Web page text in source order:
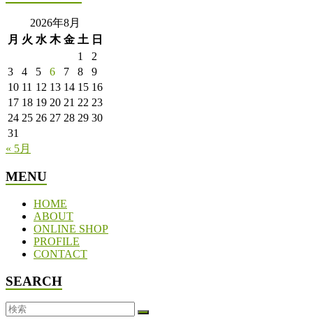
2026年8月
月 火 水 木 金 土 日
1
2
3
4 5 6 7 8
9
10 11 12 13 14 15 16
17 18 19 20 21 22 23
24 25 26 27 28 29 30
31
« 5月
MENU
HOME
ABOUT
ONLINE SHOP
PROFILE
CONTACT
SEARCH